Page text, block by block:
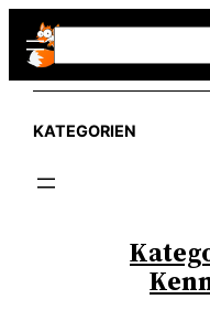
Zum
Inhalt
springen
Search
KATEGORIEN